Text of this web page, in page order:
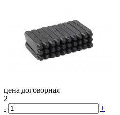
цена договорная
2
-
+